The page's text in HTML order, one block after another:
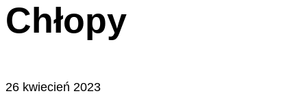
Chłopy
26 kwiecień 2023